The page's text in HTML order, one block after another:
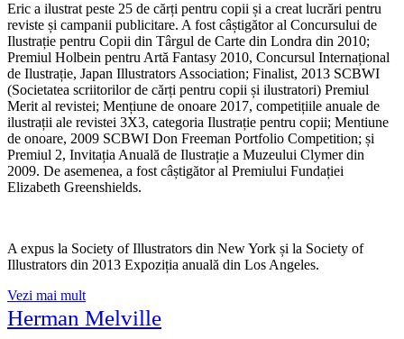
Eric a ilustrat peste 25 de cărți pentru copii și a creat lucrări pentru
reviste și campanii publicitare. A fost câștigător al Concursului de
Ilustrație pentru Copii din Târgul de Carte din Londra din 2010;
Premiul Holbein pentru Artă Fantasy 2010, Concursul Internațional
de Ilustrație, Japan Illustrators Association; Finalist, 2013 SCBWI
(Societatea scriitorilor de cărți pentru copii și ilustratori) Premiul
Merit al revistei; Mențiune de onoare 2017, competițiile anuale de
ilustrații ale revistei 3X3, categoria Ilustrație pentru copii; Mentiune
de onoare, 2009 SCBWI Don Freeman Portfolio Competition; și
Premiul 2, Invitația Anuală de Ilustrație a Muzeului Clymer din
2009. De asemenea, a fost câștigător al Premiului Fundației
Elizabeth Greenshields.
A expus la Society of Illustrators din New York și la Society of
Illustrators din 2013 Expoziția anuală din Los Angeles.
Vezi mai mult
Herman Melville